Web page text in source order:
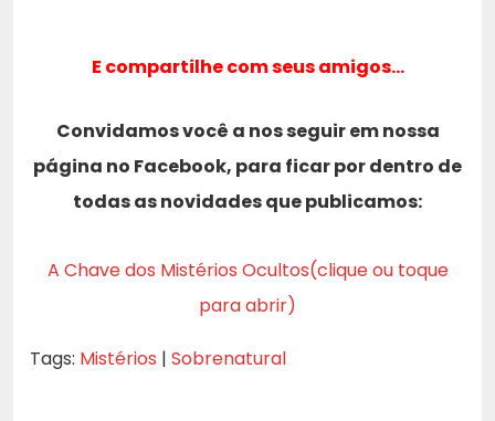
E compartilhe com seus amigos…
Convidamos você a nos seguir em nossa
página no Facebook, para ficar por dentro de
todas as novidades que publicamos:
A Chave dos Mistérios Ocultos(clique ou toque
para abrir)
Tags: Mistérios | Sobrenatural